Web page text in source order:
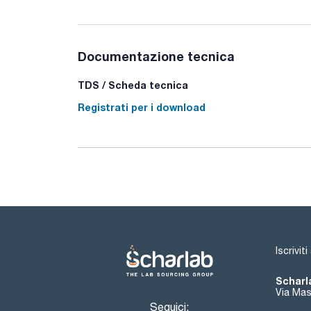
Documentazione tecnica
TDS / Scheda tecnica
Registrati per i download
Seguici:
Via